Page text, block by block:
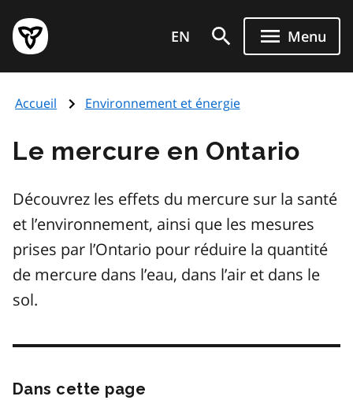
au
contenu
principal
Page
d'accueil
de
EN Menu
Accueil Environnement et énergie
Le mercure en Ontario
Découvrez les effets du mercure sur la santé
et l’environnement, ainsi que les mesures
prises par l’Ontario pour réduire la quantité
de mercure dans l’eau, dans l’air et dans le
sol.
Dans cette page